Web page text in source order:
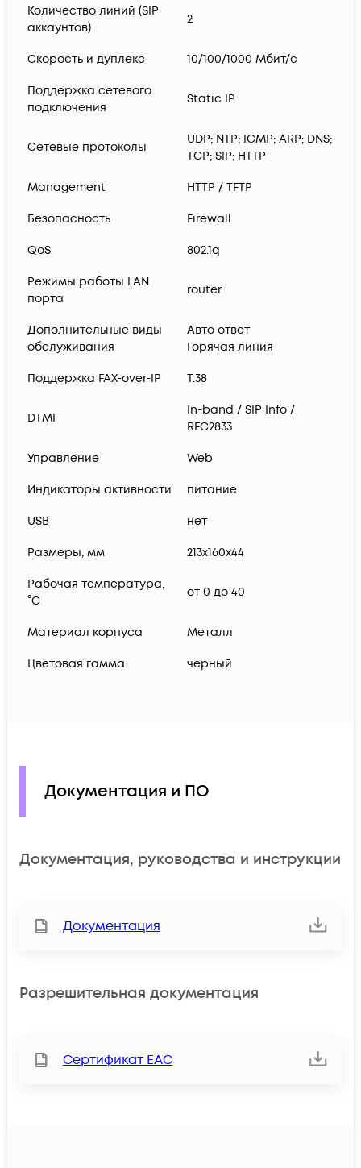
Количество линий (SIP
аккаунтов)
2
Скорость и дуплекс 10/100/1000 Мбит/с
Поддержка сетевого
подключения
Static IP
Сетевые протоколы
UDP; NTP; ICMP; ARP; DNS;
TCP; SIP; HTTP
Management HTTP / TFTP
Безопасность Firewall
QoS 802.1q
Режимы работы LAN
порта
router
Дополнительные виды
обслуживания
Авто ответ
Горячая линия
Поддержка FAX-over-IP T.38
DTMF
In-band / SIP Info /
RFC2833
Управление Web
Индикаторы активности питание
USB нет
Размеры, мм 213х160х44
Рабочая температура,
°C
от 0 до 40
Материал корпуса Металл
Цветовая гамма черный
Документация и ПО
Документация, руководства и инструкции
Документация
Разрешительная документация
Сертификат ЕАС